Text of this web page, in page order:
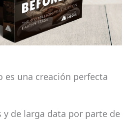
una creación perfecta
y de larga data por parte de